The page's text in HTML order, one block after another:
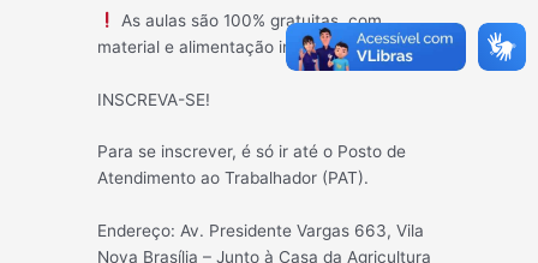
As aulas são 100% gratuitas, com
material e alimentação inclusos!
INSCREVA-SE!
Para se inscrever, é só ir até o Posto de
Atendimento ao Trabalhador (PAT).
Endereço: Av. Presidente Vargas 663, Vila
Nova Brasília – Junto à Casa da Agricultura